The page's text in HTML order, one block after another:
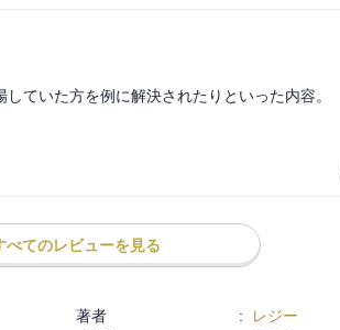
ていた方を例に解決されたりといった内容。
べてのレビューを見る
著者 :
レジー